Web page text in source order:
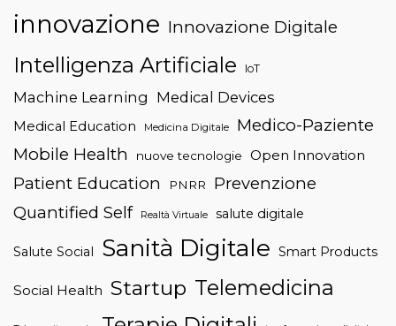
innovazione Innovazione Digitale
Intelligenza Artificiale IoT
Machine Learning Medical Devices
Medical Education Medicina Digitale
Medico-Paziente
Mobile Health
nuove tecnologie Open Innovation
Patient Education PNRR
Prevenzione
Quantified Self
Realtà Virtuale salute digitale
Salute Social Sanità Digitale Smart Products
Social Health Startup Telemedicina